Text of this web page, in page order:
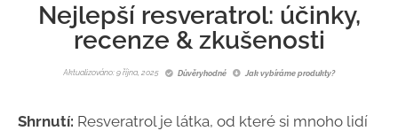
Nejlepší resveratrol: účinky,
recenze & zkušenosti
Aktualizováno: 9 října, 2025 Důvěryhodné Jak vybíráme produkty?
Shrnutí: Resveratrol je látka, od které si mnoho lidí